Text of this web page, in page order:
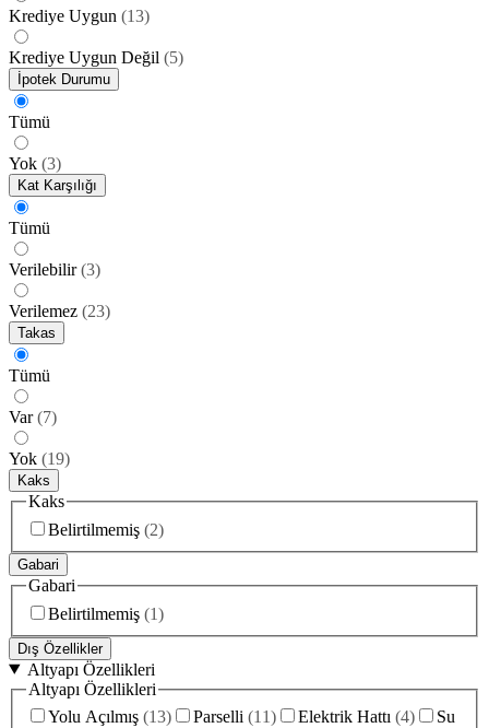
Krediye Uygun (13)
Krediye Uygun Değil (5)
İpotek Durumu
Tümü
Yok (3)
Kat Karşılığı
Tümü
Verilebilir (3)
Verilemez (23)
Takas
Tümü
Var (7)
Yok (19)
Kaks
Kaks
Belirtilmemiş (2)
Gabari
Gabari
Belirtilmemiş (1)
Dış Özellikler
Altyapı Özellikleri
Altyapı Özellikleri
Yolu Açılmış (13) Parselli (11) Elektrik Hattı (4)
Su